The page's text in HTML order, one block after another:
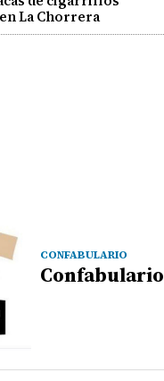
La Chorrera
CONFABULARIO
Confabulario